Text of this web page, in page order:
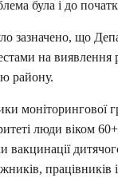
була і до
зазначено, що
на виявлення
району.
моніторингової
люди віком
вакцинації